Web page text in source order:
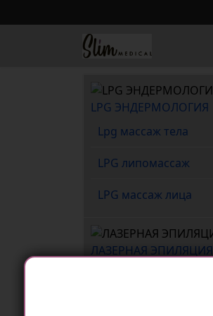
LPG ЭНДЕРМОЛОГИЯ
Lpg массаж тела
LPG липомассаж
LPG массаж лица
ЛАЗЕРНАЯ ЭПИЛЯЦИЯ